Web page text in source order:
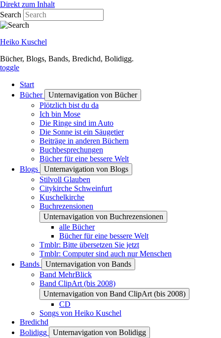
Direkt zum Inhalt
Search
Heiko Kuschel
Bücher, Blogs, Bands, Bredichd, Bolidigg.
toggle
Start
Bücher
Unternavigation von Bücher
Plötzlich bist du da
Ich bin Mose
Die Ringe sind im Auto
Die Sonne ist ein Säugetier
Beiträge in anderen Büchern
Buchbesprechungen
Bücher für eine bessere Welt
Blogs
Unternavigation von Blogs
Stilvoll Glauben
Citykirche Schweinfurt
Kuschelkirche
Buchrezensionen
Unternavigation von Buchrezensionen
alle Bücher
Bücher für eine bessere Welt
Tmblr: Bitte übersetzen Sie jetzt
Tmblr: Computer sind auch nur Menschen
Bands
Unternavigation von Bands
Band MehrBlick
Band ClipArt (bis 2008)
Unternavigation von Band ClipArt (bis 2008)
CD
Songs von Heiko Kuschel
Bredichd
Bolidigg
Unternavigation von Bolidigg